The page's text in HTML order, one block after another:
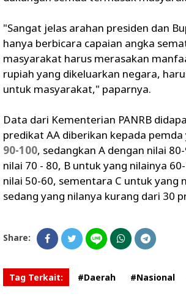
"Sangat jelas arahan presiden dan
hanya berbicara capaian angka
masyarakat harus merasakan
rupiah yang dikeluarkan negara,
untuk masyarakat," paparnya.
Data dari Kementerian PANRB
predikat AA diberikan kepada
90-100, sedangkan A dengan nilai
nilai 70 - 80, B untuk yang nilainya
nilai 50-60, sementara C untuk yang
sedang yang nilanya kurang dari 30
Share:
Tag Terkait: #Daerah #Nasional